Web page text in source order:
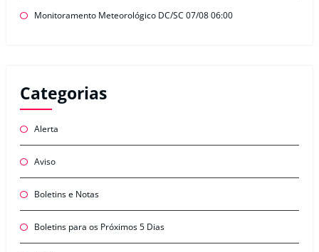
Monitoramento Meteorológico DC/SC 07/08 06:00
Categorias
Alerta
Aviso
Boletins e Notas
Boletins para os Próximos 5 Dias